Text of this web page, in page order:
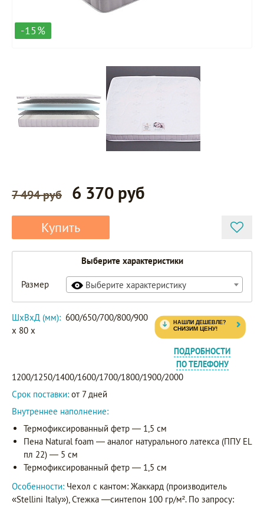
-15%
7 494 руб 6 370 руб
Купить
Выберите характеристики
Размер Выберите характеристику
ПОДРОБНОСТИ
ПО ТЕЛЕФОНУ
ШxВxД (мм): 600/650/700/800/900
x 80 x
1200/1250/1400/1600/1700/1800/1900/2000
Срок поставки: от 7 дней
Внутреннее наполнение:
Термофиксированный фетр — 1,5 см
Пена Natural foam — аналог натурального латекса (ППУ EL
пл 22) — 5 см
Термофиксированный фетр — 1,5 см
Особенности: Чехол с кантом: Жаккард (производитель
«Stellini Italy»), Стежка —синтепон 100 гр/м². По запросу: